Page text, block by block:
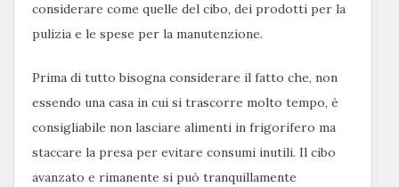
considerare come quelle del cibo, dei prodotti per la
pulizia e le spese per la manutenzione.
Prima di tutto bisogna considerare il fatto che, non
essendo una casa in cui si trascorre molto tempo, è
consigliabile non lasciare alimenti in frigorifero ma
staccare la presa per evitare consumi inutili. Il cibo
avanzato e rimanente si può tranquillamente